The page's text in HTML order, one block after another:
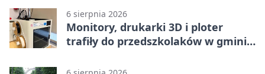
6 sierpnia 2026
Monitory, drukarki 3D i ploter
trafiły do przedszkolaków w gminie